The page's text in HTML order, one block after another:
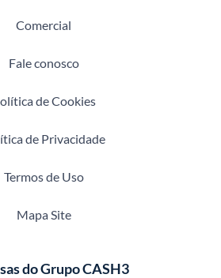
Comercial
Fale conosco
de Cookies
de Privacidade
Termos de Uso
Mapa Site
do Grupo CASH3